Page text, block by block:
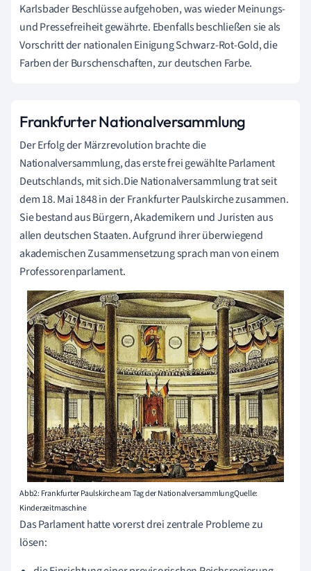
Karlsbader Beschlüsse aufgehoben, was wieder Meinungs-
und Pressefreiheit gewährte. Ebenfalls beschließen sie als
Vorschritt der nationalen Einigung Schwarz-Rot-Gold, die
Farben der Burschenschaften, zur deutschen Farbe.
Frankfurter Nationalversammlung
Der Erfolg der Märzrevolution brachte die
Nationalversammlung, das erste frei gewählte Parlament
Deutschlands, mit sich.Die Nationalversammlung trat seit
dem 18. Mai 1848 in der Frankfurter Paulskirche zusammen.
Sie bestand aus Bürgern, Akademikern und Juristen aus
allen deutschen Staaten. Aufgrund ihrer überwiegend
akademischen Zusammensetzung sprach man von einem
Professorenparlament.
Abb2: Frankfurter Paulskirche am Tag der NationalversammlungQuelle:
Kinderzeitmaschine
Das Parlament hatte vorerst drei zentrale Probleme zu
lösen: